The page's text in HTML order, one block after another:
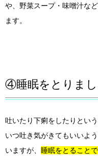
や、野菜スープ・味噌汁な
ます。
④睡眠をとりまし
吐いたり下痢をしたりとい
いつ吐き気がきてもいいよ
いますが、 睡眠をとること